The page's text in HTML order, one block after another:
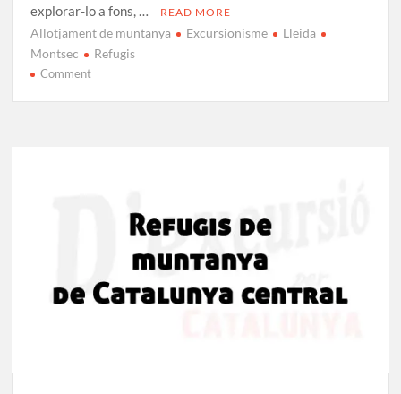
explorar-lo a fons, …
READ MORE
Allotjament de muntanya Excursionisme
Lleida
Montsec
Refugis
Commenton
excursionistes